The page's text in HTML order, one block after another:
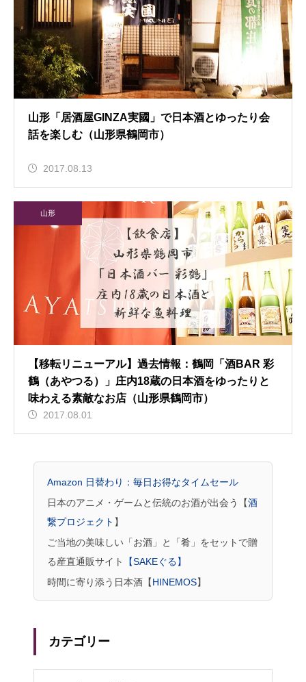
山形「居酒屋GINZA実國」で日本酒とゆったり会
話を楽しむ（山形県鶴岡市）
2017.08.13
山形
【移転リニューアル】過去情報：鶴岡「酒BAR 彩
鶴（あやつる）」庄内18蔵の日本酒をゆったりと
味わえる素敵なお店（山形県鶴岡市）
2017.08.01
Amazon 日替わり：毎日お得なタイムセール
日本のアニメ・ゲームと伝統のお酒が出会う【酒
繋プロジェクト 】
ご当地の美味しい「お酒」と「肴」をセットで贈
る産直通販サイト
【SAKEぐる】
時間に寄り添う日本酒【HINEMOS】
カテゴリー